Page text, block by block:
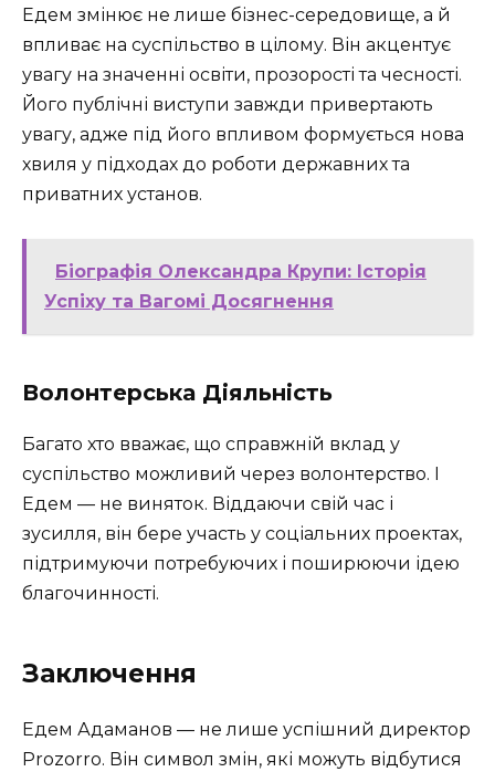
Едем змінює не лише бізнес-середовище, а й
впливає на суспільство в цілому. Він акцентує
увагу на значенні освіти, прозорості та чесності.
Його публічні виступи завжди привертають
увагу, адже під його впливом формується нова
хвиля у підходах до роботи державних та
приватних установ.
Біографія Олександра Крупи: Історія
Успіху та Вагомі Досягнення
Волонтерська Діяльність
Багато хто вважає, що справжній вклад у
суспільство можливий через волонтерство. І
Едем — не виняток. Віддаючи свій час і
зусилля, він бере участь у соціальних проектах,
підтримуючи потребуючих і поширюючи ідею
благочинності.
Заключення
Едем Адаманов — не лише успішний директор
Prozorro. Він символ змін, які можуть відбутися